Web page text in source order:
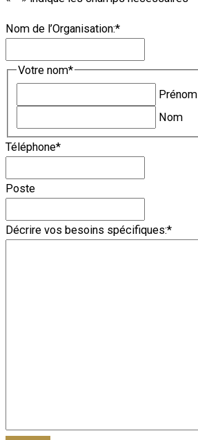
Nom de l’Organisation:*
Votre nom*
Prénom
Nom
Téléphone*
Poste
Décrire vos besoins spécifiques:*